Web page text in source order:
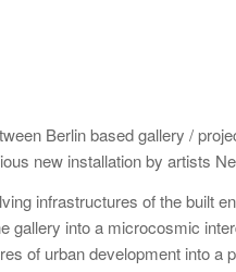
Berlin based gallery /
new installation by artists
infrastructures of the built
into a microcosmic
of urban development into a